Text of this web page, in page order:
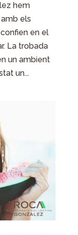
hem
els
en el
La trobada
un ambient
un...